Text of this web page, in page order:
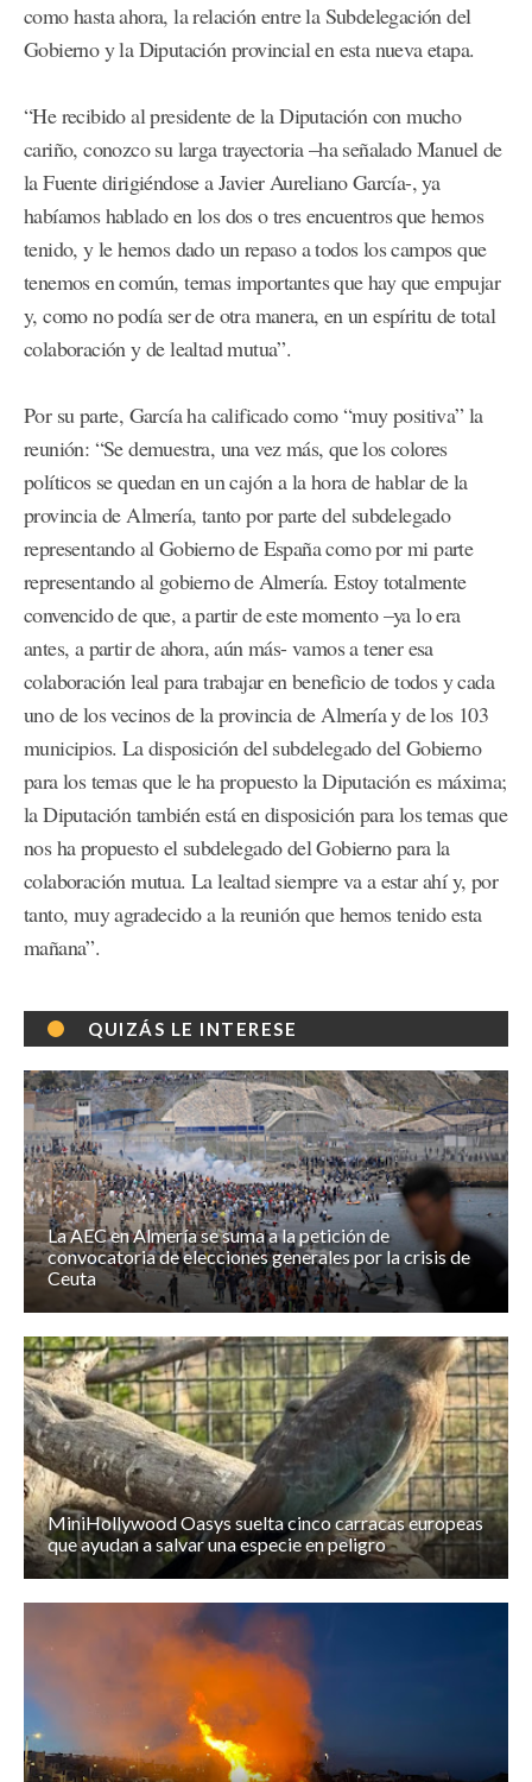
como hasta ahora, la relación entre la Subdelegación del
Gobierno y la Diputación provincial en esta nueva etapa.
“He recibido al presidente de la Diputación con mucho
cariño, conozco su larga trayectoria –ha señalado Manuel de
la Fuente dirigiéndose a Javier Aureliano García-, ya
habíamos hablado en los dos o tres encuentros que hemos
tenido, y le hemos dado un repaso a todos los campos que
tenemos en común, temas importantes que hay que empujar
y, como no podía ser de otra manera, en un espíritu de total
colaboración y de lealtad mutua”.
Por su parte, García ha calificado como “muy positiva” la
reunión: “Se demuestra, una vez más, que los colores
políticos se quedan en un cajón a la hora de hablar de la
provincia de Almería, tanto por parte del subdelegado
representando al Gobierno de España como por mi parte
representando al gobierno de Almería. Estoy totalmente
convencido de que, a partir de este momento –ya lo era
antes, a partir de ahora, aún más- vamos a tener esa
colaboración leal para trabajar en beneficio de todos y cada
uno de los vecinos de la provincia de Almería y de los 103
municipios. La disposición del subdelegado del Gobierno
para los temas que le ha propuesto la Diputación es máxima;
la Diputación también está en disposición para los temas que
nos ha propuesto el subdelegado del Gobierno para la
colaboración mutua. La lealtad siempre va a estar ahí y, por
tanto, muy agradecido a la reunión que hemos tenido esta
mañana”.
QUIZÁS LE INTERESE
La AEC en Almería se suma a la petición de
convocatoria de elecciones generales por la crisis de
Ceuta
MiniHollywood Oasys suelta cinco carracas europeas
que ayudan a salvar una especie en peligro